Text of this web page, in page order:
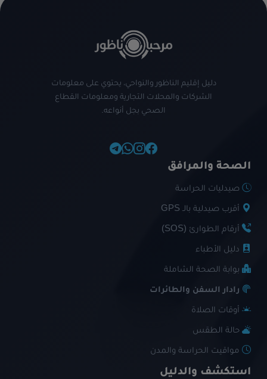
دليل إقليم الناظور والنواحي، يحتوي على معلومات
الشركات والمحلات التجارية ومعلومات القطاع
الصحي بجل أنواعه.
الصحة والمرافق
صيدليات الحراسة
أقرب صيدلية بالـ GPS
أرقام الطوارئ (SOS)
دليل الأطباء
بوابة الصحة الشاملة
رادار السفن والطائرات
أوقات الصلاة
حالة الطقس
مواقيت الحراسة والمدن
استكشف والدليل